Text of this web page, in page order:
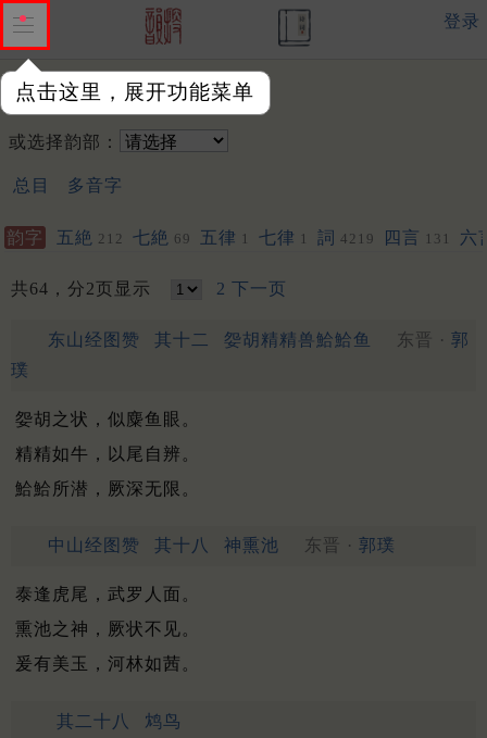
点击这里，展开功能菜单
登录
韵字：
或选择韵部：
总目 多音字
韵字 五絶 212 七絶 69 五律 1 七律 1 詞 4219 四言 131 六
共64，分2页显示 2 下一页
东山经图赞 其十二 妴胡精精兽鮯鮯鱼 东晋 · 郭
璞
妴胡之状，似麋鱼眼。
精精如牛，以尾自辨。
鮯鮯所潜，厥深无限。
中山经图赞 其十八 神熏池 东晋 · 郭璞
泰逢虎尾，武罗人面。
熏池之神，厥状不见。
爰有美玉，河林如茜。
其二十八 鸩鸟